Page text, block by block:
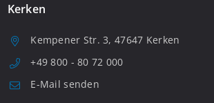
Kerken
Kempener Str. 3, 47647 Kerken
+49 800 - 80 72 000
E-Mail senden